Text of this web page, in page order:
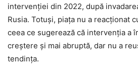
intervenției din 2022, după
Rusia. Totuși, piața nu a reacționat
ceea ce sugerează că intervenția a
creștere și mai abruptă, dar nu a
tendința.